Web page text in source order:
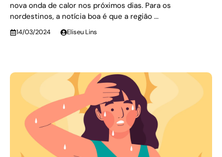
nova onda de calor nos próximos dias. Para os
nordestinos, a notícia boa é que a região ...
14/03/2024 Eliseu Lins